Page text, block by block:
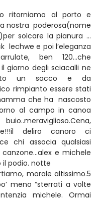
ritorniamo al porto e
nostra  poderosa(nome
solcare la pianura …
lechwe e poi l’eleganza
ben 120…che
giorno degli sciacalli ne
un sacco e da
rimpianto essere stati
che ha  nascosto
al campo in canoa
deliro canoro ci
chi associa qualsiasi
e michele
podio. notte
morale altissimo.5
meno “sterrati a volte
michele. Ormai